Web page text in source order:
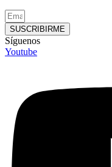
SUSCRIBIRME
Síguenos
Youtube